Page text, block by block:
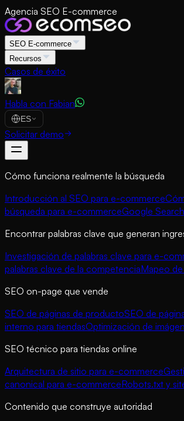
Agencia SEO E-commerce
SEO E-commerce
Recursos
Casos de éxito
Habla con Fabian
ES
Solicitar demo
Cómo funciona realmente la búsqueda
Introducción al SEO para e-commerce
búsqueda para e-commerceGoogle
Encontrar palabras clave que generan
Investigación de palabras clave para e-
palabras clave de la competenciaMapeo de
SEO on-page que vende
SEO de páginas de productoSEO de
interno para tiendasOptimización de
SEO técnico para tiendas online
Arquitectura de sitio para e-commerce
canonical para e-commerceRobots.txt y
Contenido que construye autoridad